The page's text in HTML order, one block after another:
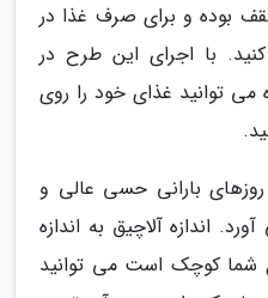
بوده و برای صرف غذا در
با اجرای این طرح در
می توانید غذای خود را روی
بارانی حسی عالی و
اندازه آلاچیق به اندازه
شما کوچک است می توانید